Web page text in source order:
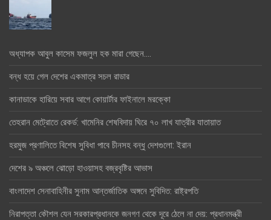
অধ্যাপক আবুল কাসেম ফজলুল হক মারা গেছেন….
বন্ধ হয়ে গেল দেশের একমাত্র সচল রাডার
কানাডাকে হারিয়ে সবার আগে কোয়ার্টার ফাইনালে মরক্কো
তেহরান মেট্রোতে রেকর্ড: খামেনির শেষবিদায় ঘিরে ৭০ লাখ যাত্রীর যাতায়াত
হরমুজ প্রণালিতে বিশেষ সুবিধা পাবে চীনসহ বন্ধু দেশগুলো: ইরান
দেশের ৯ অঞ্চলে ঝোড়ো হাওয়াসহ বজ্রবৃষ্টির আভাস
বাংলাদেশ সেনাবাহিনীর সুনাম আন্তর্জাতিক অঙ্গনে সুবিদিত: রাষ্ট্রপতি
নিরাপত্তা কৌশল যেন সরকারপ্রধানকে জনগণ থেকে দূরে ঠেলে না দেয়: প্রধানমন্ত্রী